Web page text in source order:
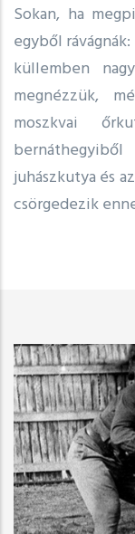
Sokan, ha
egyből
küllemben
megnézzük,
moszkvai
juhászkutya és
csörgedezik